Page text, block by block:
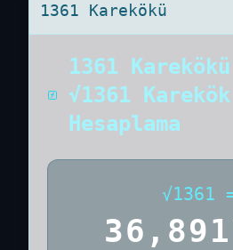
1361 Karekökü
1361
√1361 Karekök
Hesaplama
√1361